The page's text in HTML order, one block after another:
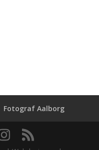
Fotograf Aalborg